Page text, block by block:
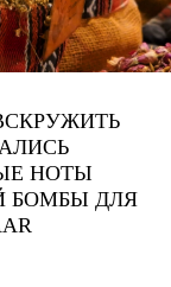
НОТЫ
БОМБЫ ДЛЯ